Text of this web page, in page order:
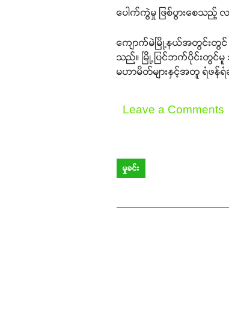
ပေါက်ကွဲမှု ဖြစ်ပွားစေသည့်
ကျောက်မဲမြို့နယ်အတွင်းတွင်
သည်။ မြို့ပြင်ဘက်ပိုင်းတွင်
မဟာမိတ်များနှင့်အတူ ရံဖန်ရံ
Leave a Comments
မှုခင်း